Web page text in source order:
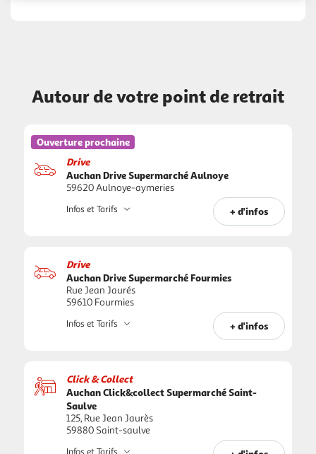
Autour de votre point de retrait
Ouverture prochaine
Drive
Auchan Drive Supermarché Aulnoye
59620 Aulnoye-aymeries
+ d'infos
Infos et Tarifs
Drive
Auchan Drive Supermarché Fourmies
Rue Jean Jaurés
59610 Fourmies
+ d'infos
Infos et Tarifs
Click & Collect
Auchan Click&collect Supermarché Saint-
Saulve
125, Rue Jean Jaurès
59880 Saint-saulve